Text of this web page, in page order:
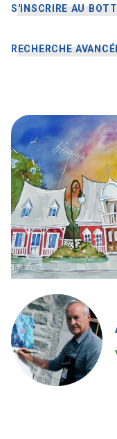
S'INSCRIRE AU
RECHERCHE